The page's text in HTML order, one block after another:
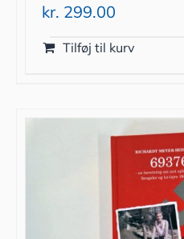
kr. 299.00
Tilføj til kurv